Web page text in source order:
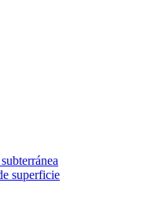
superficie